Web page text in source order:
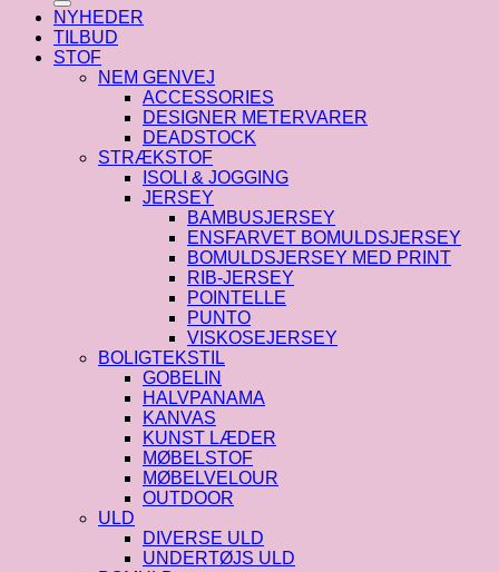
NYHEDER
TILBUD
STOF
NEM GENVEJ
ACCESSORIES
DESIGNER METERVARER
DEADSTOCK
STRÆKSTOF
ISOLI & JOGGING
JERSEY
BAMBUSJERSEY
ENSFARVET BOMULDSJERSEY
BOMULDSJERSEY MED PRINT
RIB-JERSEY
POINTELLE
PUNTO
VISKOSEJERSEY
BOLIGTEKSTIL
GOBELIN
HALVPANAMA
KANVAS
KUNST LÆDER
MØBELSTOF
MØBELVELOUR
OUTDOOR
ULD
DIVERSE ULD
UNDERTØJS ULD